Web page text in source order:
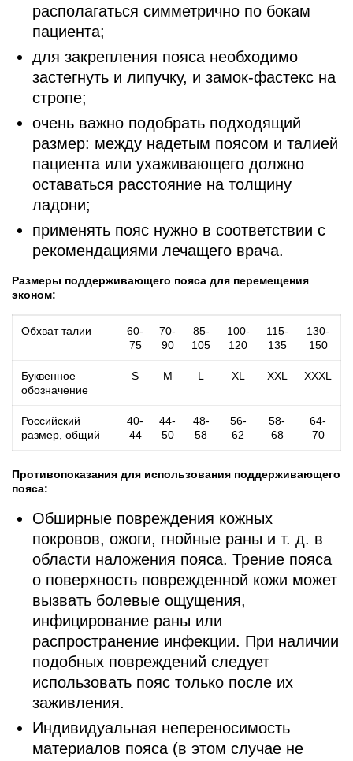
располагаться симметрично по бокам
пациента;
для закрепления пояса необходимо
застегнуть и липучку, и замок-фастекс на
стропе;
очень важно подобрать подходящий
размер: между надетым поясом и талией
пациента или ухаживающего должно
оставаться расстояние на толщину
ладони;
применять пояс нужно в соответствии с
рекомендациями лечащего врача.
Размеры поддерживающего пояса для перемещения
эконом:
Обхват талии
60-
75
70-
90
85-
105
100-
120
115-
135
130-
150
Буквенное
обозначение
S M L XL XXL XXXL
Российский
размер, общий
40-
44
44-
50
48-
58
56-
62
58-
68
64-
70
Противопоказания для использования поддерживающего
пояса:
Обширные повреждения кожных
покровов, ожоги, гнойные раны и т. д. в
области наложения пояса. Трение пояса
о поверхность поврежденной кожи может
вызвать болевые ощущения,
инфицирование раны или
распространение инфекции. При наличии
подобных повреждений следует
использовать пояс только после их
заживления.
Индивидуальная непереносимость
материалов пояса (в этом случае не